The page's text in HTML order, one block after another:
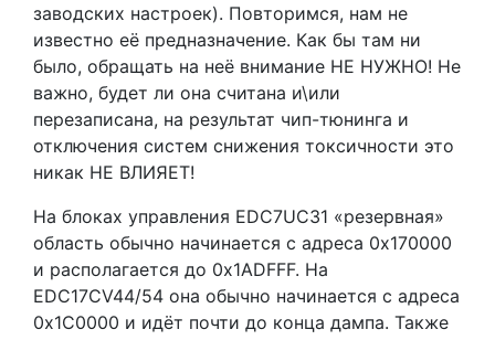
заводских настроек). Повторимся, нам не
известно её предназначение. Как бы там ни
было, обращать на неё внимание НЕ НУЖНО! Не
важно, будет ли она считана и\или
перезаписана, на результат чип-тюнинга и
отключения систем снижения токсичности это
никак НЕ ВЛИЯЕТ!
На блоках управления EDC7UC31 «резервная»
область обычно начинается с адреса 0x170000
и располагается до 0x1ADFFF. На
EDC17CV44/54 она обычно начинается с адреса
0x1C0000 и идёт почти до конца дампа. Также